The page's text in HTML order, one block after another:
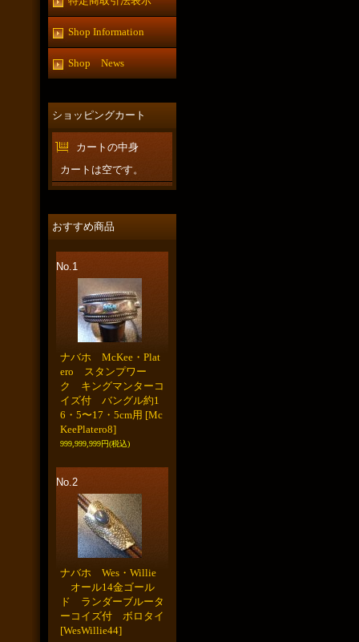
Shop Information
Shop News
ショッピングカート
カートの中身
カートは空です。
おすすめ商品
No.1
ナバホ McKee・Plat
ero スタンプワー
ク キングマンターコ
イズ付 バングル約1
6・5〜17・5cm用 [Mc
KeePlatero8]
999,999,999円(税込)
No.2
ナバホ Wes・Willie
オール14金ゴール
ド ランダーブルータ
ーコイズ付 ボロタイ
[WesWillie44]